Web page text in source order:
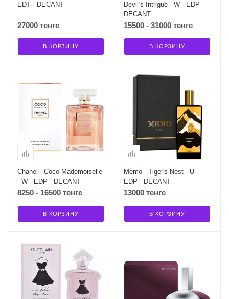
EDT - DECANT
27000 тенге
В КОРЗИНУ
Devil’s Intrigue - W - EDP -
DECANT
15500 - 31000 тенге
В КОРЗИНУ
Chanel - Coco Mademoiselle
- W - EDP - DECANT
8250 - 16500 тенге
В КОРЗИНУ
Memo - Tiger's Nest - U -
EDP - DECANT
13000 тенге
В КОРЗИНУ